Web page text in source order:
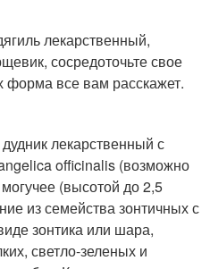
лекарственный,
сосредоточьте свое
форма все вам расскажет.
лекарственный с
officinalis (возможно
(высотой до 2,5
из семейства зонтичных с
зонтика или шара,
светло-зеленых и